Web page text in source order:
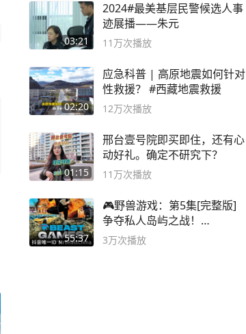
03:21
2024#最美基层民警候选人事
迹展播——朱元
11万次播放
02:20
应急科普 | 高原地震如何针对
性救援？ #西藏地震救援
12万次播放
01:15
邢台壹号院即买即住，还有心
动好礼。确定不研究下？
11万次播放
55:37
🎮野兽游戏：第5集[完整版]
争夺私人岛屿之战！
#MrBeastChina
3万次播放